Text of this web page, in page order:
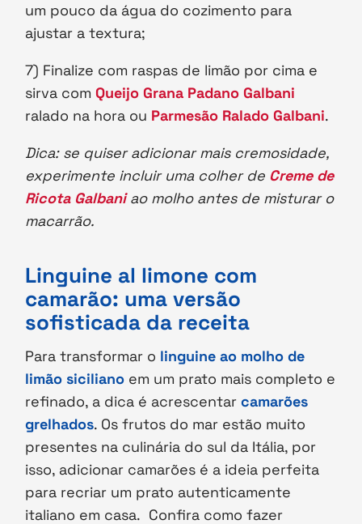
um pouco da água do cozimento para
ajustar a textura;
7) Finalize com raspas de limão por cima e
sirva com Queijo Grana Padano Galbani
ralado na hora ou Parmesão Ralado Galbani.
Dica: se quiser adicionar mais cremosidade,
experimente incluir uma colher de Creme de
Ricota Galbani ao molho antes de misturar o
macarrão.
Linguine al limone com
camarão: uma versão
sofisticada da receita
Para transformar o linguine ao molho de
limão siciliano em um prato mais completo e
refinado, a dica é acrescentarcamarões
grelhados. Os frutos do mar estão muito
presentes na culinária do sul da Itália, por
isso, adicionar camarões é a ideia perfeita
para recriar um prato autenticamente
italiano em casa. Confira como fazer